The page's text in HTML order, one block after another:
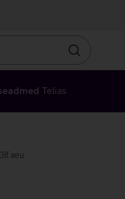
Otsin
Telias